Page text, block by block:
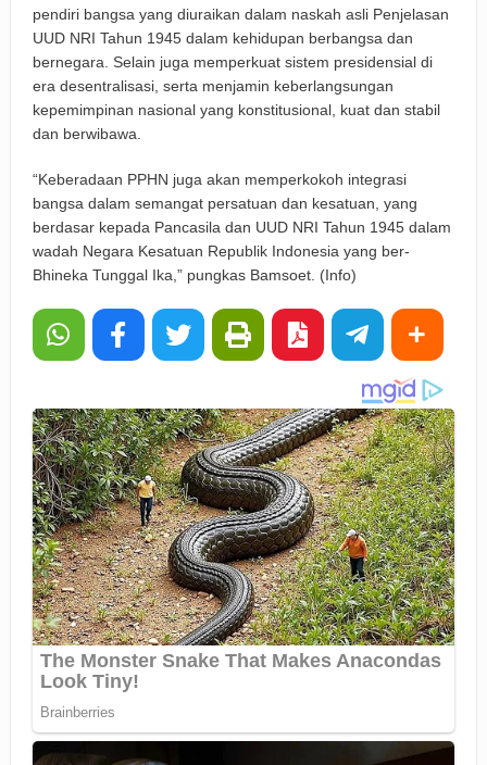
pendiri bangsa yang diuraikan dalam naskah asli Penjelasan
UUD NRI Tahun 1945 dalam kehidupan berbangsa dan
bernegara. Selain juga memperkuat sistem presidensial di
era desentralisasi, serta menjamin keberlangsungan
kepemimpinan nasional yang konstitusional, kuat dan stabil
dan berwibawa.
“Keberadaan PPHN juga akan memperkokoh integrasi
bangsa dalam semangat persatuan dan kesatuan, yang
berdasar kepada Pancasila dan UUD NRI Tahun 1945 dalam
wadah Negara Kesatuan Republik Indonesia yang ber-
Bhineka Tunggal Ika,” pungkas Bamsoet. (Info)